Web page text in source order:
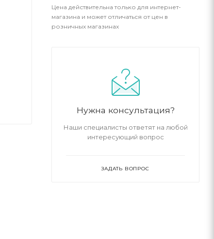
Цена действительна только для интернет-
магазина и может отличаться от цен в
розничных магазинах
Нужна консультация?
Наши специалисты ответят на любой
интересующий вопрос
ЗАДАТЬ ВОПРОС